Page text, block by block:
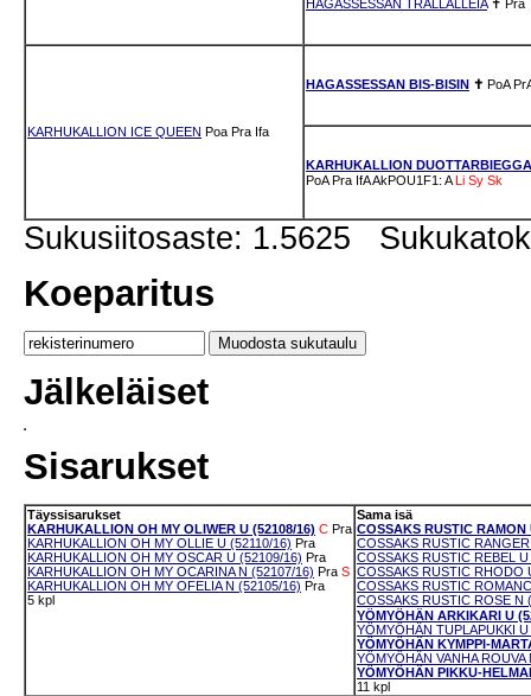
HAGASSESSAN TRALLALLEIA✝ Pra
KARHUKALLION ICE QUEEN Poa Pra Ifa
HAGASSESSAN BIS-BISIN ✝ PoA
KARHUKALLION DUOTTARBIEGGA
PoA Pra IfAAkPOU1F1: A Li Sy Sk
Sukusiitosaste: 1.5625
Koeparitus
Jälkeläiset
Sisarukset
Täyssisarukset
KARHUKALLION OH MY OLIWER U (52108/16) C Pra
KARHUKALLION OH MY OLLIE U (52110/16) Pra
KARHUKALLION OH MY OSCAR U (52109/16) Pra
KARHUKALLION OH MY OCARINA N (52107/16) Pra S
KARHUKALLION OH MY OFELIA N (52105/16) Pra
5 kpl
Sama isä
COSSAKS RUSTIC RAMON
COSSAKS RUSTIC
COSSAKS RUSTIC REBEL
COSSAKS RUSTIC RHODO
COSSAKS RUSTIC
COSSAKS RUSTIC ROSE N
YÖMYÖHÄN ARKIKARI U
YÖMYÖHÄN TUPLAPUKKI
YÖMYÖHÄN KYMPPI-
YÖMYÖHÄN VANHA ROUVA
YÖMYÖHÄN PIKKU-
11 kpl